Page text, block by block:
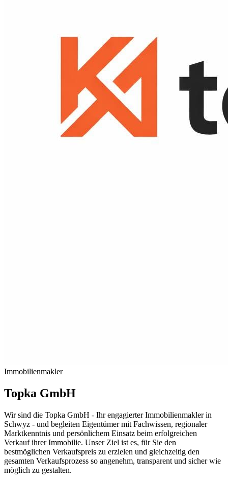
Immobilienmakler
Topka GmbH
Wir sind die Topka GmbH - Ihr engagierter Immobilienmakler in
Schwyz - und begleiten Eigentümer mit Fachwissen, regionaler
Marktkenntnis und persönlichem Einsatz beim erfolgreichen
Verkauf ihrer Immobilie. Unser Ziel ist es, für Sie den
bestmöglichen Verkaufspreis zu erzielen und gleichzeitig den
gesamten Verkaufsprozess so angenehm, transparent und sicher wie
möglich zu gestalten.